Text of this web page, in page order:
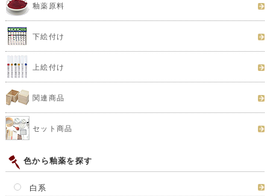
釉薬原料
下絵付け
上絵付け
関連商品
セット商品
色から釉薬を探す
白系